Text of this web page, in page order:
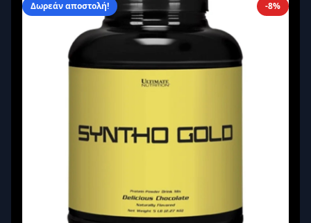
Δωρεάν αποστολή! -8%
Απομνημόνευση Ξεχάσατε τον κωδικό σας;
Σύνδεση
Δεν έχετε λογαριασμό;
Επιστροφή Ασφαλής σύνδεση